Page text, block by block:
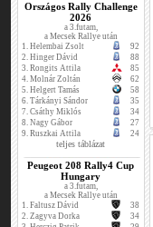
Országos Rally Challenge
2026
a 3.futam,
a Mecsek Rallye után
1. Helembai Zsolt
92
2. Hinger Dávid
88
3. Rongits Attila
85
4. Molnár Zoltán
62
5. Helgert Tamás
58
6. Tárkányi Sándor
35
7. Csáthy Miklós
34
8. Nagy Gábor
27
9. Ruszkai Attila 24
teljes táblázat
Peugeot 208 Rally4 Cup
Hungary
a 3.futam,
a Mecsek Rallye után
1. Faltusz Dávid
38
2. Zagyva Dorka
34